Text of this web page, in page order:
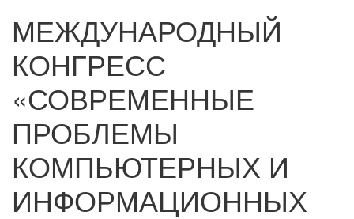
МЕЖДУНАРОДНЫЙ
КОНГРЕСС
«СОВРЕМЕННЫЕ
ПРОБЛЕМЫ
КОМПЬЮТЕРНЫХ И
ИНФОРМАЦИОННЫХ